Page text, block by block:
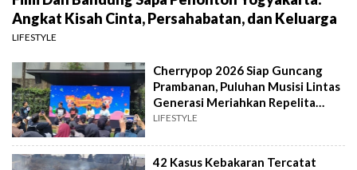
Angkat Kisah Cinta, Persahabatan, dan Keluarga
LIFESTYLE
Cherrypop 2026 Siap Guncang
Prambanan, Puluhan Musisi Lintas
Generasi Meriahkan Repelita
Musik
LIFESTYLE
42 Kasus Kebakaran Tercatat